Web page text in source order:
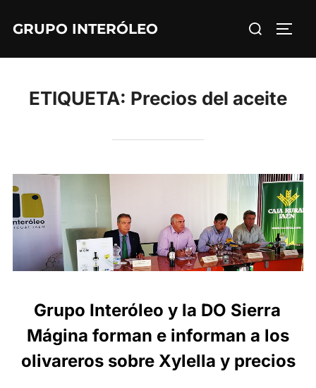
GRUPO INTERÓLEO Buscar:
ETIQUETA: Precios del aceite
Grupo Interóleo y la DO Sierra
Mágina forman e informan a los
olivareros sobre Xylella y precios